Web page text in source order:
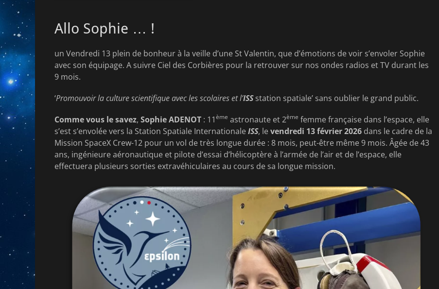
Allo Sophie … !
un Vendredi 13 plein de bonheur à la veille d’une St Valentin, que d’émotions de voir s’envoler Sophie
avec son équipage. A suivre Ciel des Corbières pour la retrouver sur nos ondes radios et TV durant les
9 mois.
‘Promouvoir la culture scientifique avec les scolaires et l’ISSstation spatiale’ sans oublier le grand public.
Comme vous le savez, Sophie ADENOT : 11ème astronaute et 2ème femme française dans l’espace, elle
s’est s’envolée vers la Station Spatiale InternationaleISS, levendredi 13 février 2026 dans le cadre de la
Mission SpaceX Crew-12 pour un vol de très longue durée : 8 mois, peut-être même 9 mois. Âgée de 43
ans, ingénieure aéronautique et pilote d’essai d’hélicoptère à l’armée de l’air et de l’espace, elle
effectuera plusieurs sorties extravéhiculaires au cours de sa longue mission.